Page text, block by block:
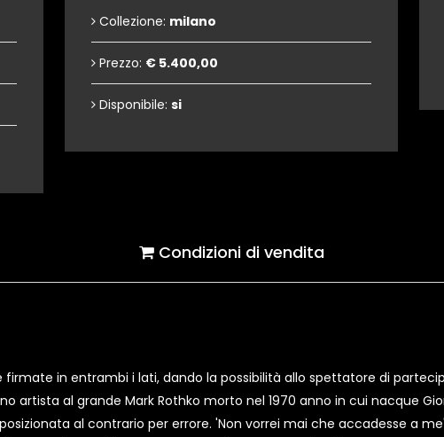
Collezione: milano
Prezzo: € 5.400,00
Disponibile: si
Condizioni di vendita
in entrambi i lati, dando la possibilità allo spettatore di
artista al grande Mark Rothko morto nel 1970 anno in cui nacque
al contrario per errore. 'Non vorrei mai che accadesse a